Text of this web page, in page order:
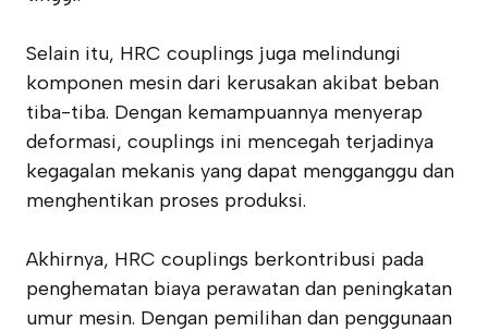
Selain itu, HRC couplings juga melindungi
komponen mesin dari kerusakan akibat beban
tiba-tiba. Dengan kemampuannya menyerap
deformasi, couplings ini mencegah terjadinya
kegagalan mekanis yang dapat mengganggu dan
menghentikan proses produksi.
Akhirnya, HRC couplings berkontribusi pada
penghematan biaya perawatan dan peningkatan
umur mesin. Dengan pemilihan dan penggunaan